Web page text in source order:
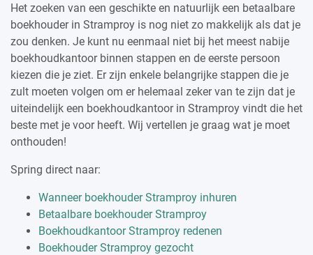
Het zoeken van een geschikte en natuurlijk een betaalbare
boekhouder in Stramproy is nog niet zo makkelijk als dat je
zou denken. Je kunt nu eenmaal niet bij het meest nabije
boekhoudkantoor binnen stappen en de eerste persoon
kiezen die je ziet. Er zijn enkele belangrijke stappen die je
zult moeten volgen om er helemaal zeker van te zijn dat je
uiteindelijk een boekhoudkantoor in Stramproy vindt die het
beste met je voor heeft. Wij vertellen je graag wat je moet
onthouden!
Spring direct naar:
Wanneer boekhouder Stramproy inhuren
Betaalbare boekhouder Stramproy
Boekhoudkantoor Stramproy redenen
Boekhouder Stramproy gezocht